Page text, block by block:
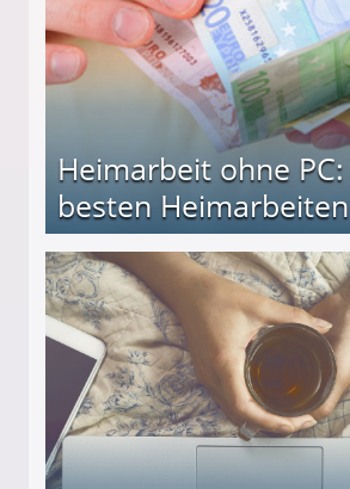
Heimarbeit ohne
besten Heimarbeiten